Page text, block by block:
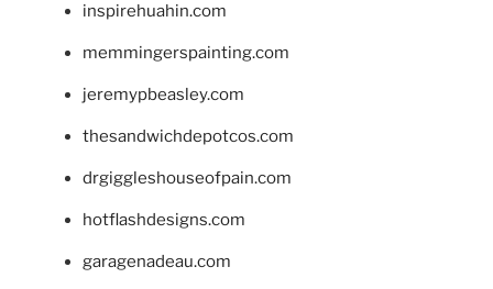
inspirehuahin.com
memmingerspainting.com
jeremypbeasley.com
thesandwichdepotcos.com
drgiggleshouseofpain.com
hotflashdesigns.com
garagenadeau.com